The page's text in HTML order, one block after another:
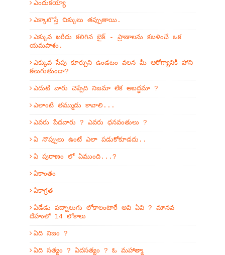
ఎందుకయ్యా
ఎక్కాలొస్తే చిక్కులు తప్పుతాయి.
ఎక్కువ ఖరీదు కలిగిన బైక్ - ప్రాణాలను కబళించే ఒక
యమపాశం.
ఎక్కువ సేపు కూర్చుని ఉండటం వలన మీ ఆరోగ్యానికి హాని
కలుగుతుందా?
ఎదుటి వారు చెప్పేది నిజమా లేక అబద్ధమా ?
ఎలాంటి తమ్ముడు కావాలి...
ఎవరు పేదవారు ? ఎవరు ధనవంతులు ?
ఏ నొప్పులు ఉంటే ఎలా పడుకోకూడదు..
ఏ పురాణం లో ఏముంది...?
ఏకాంతం
ఏకాగ్రత
ఏడేడు పద్నాలుగు లోకాలంటారే అవి ఏవి ? మానవ
దేహంలో 14 లోకాలు
ఏది నిజం ?
ఏది సత్యం ? ఏదసత్యం ? ఓ మహాత్మా